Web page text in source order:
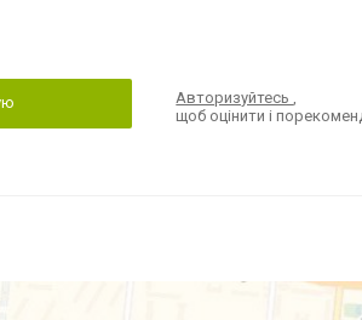
Авторизуйтесь,
щоб оцінити і